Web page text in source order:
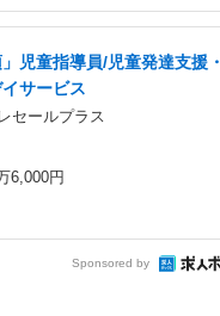
」児童指導員/児童発達支援・
サービス
セールプラス
6,000円
Sponsored by